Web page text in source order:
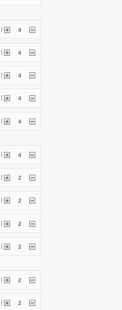
| 4
| 4
4
4
| 4
| 4
| 2
2
| 2
| 2
| 2
2